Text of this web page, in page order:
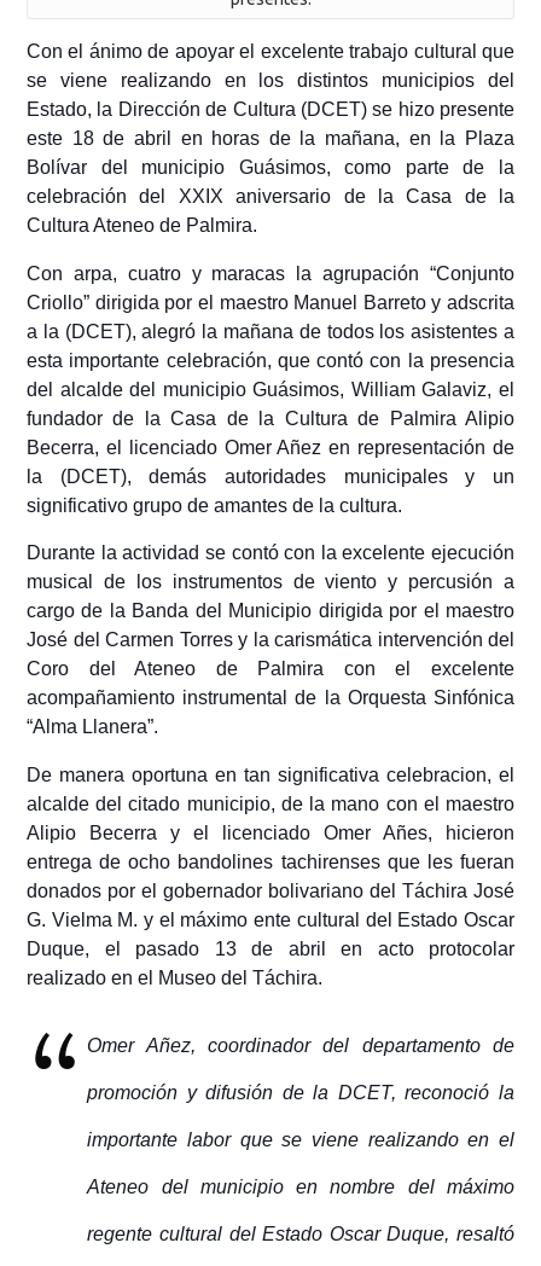
Con el ánimo de apoyar el excelente trabajo cultural que
se viene realizando en los distintos municipios del
Estado, la Dirección de Cultura (DCET) se hizo presente
este 18 de abril en horas de la mañana, en la Plaza
Bolívar del municipio Guásimos, como parte de la
celebración del XXIX aniversario de la Casa de la
Cultura Ateneo de Palmira.
Con arpa, cuatro y maracas la agrupación “Conjunto
Criollo” dirigida por el maestro Manuel Barreto y adscrita
a la (DCET), alegró la mañana de todos los asistentes a
esta importante celebración, que contó con la presencia
del alcalde del municipio Guásimos, William Galaviz, el
fundador de la Casa de la Cultura de Palmira Alipio
Becerra, el licenciado Omer Añez en representación de
la (DCET), demás autoridades municipales y un
significativo grupo de amantes de la cultura.
Durante la actividad se contó con la excelente ejecución
musical de los instrumentos de viento y percusión a
cargo de la Banda del Municipio dirigida por el maestro
José del Carmen Torres y la carismática intervención del
Coro del Ateneo de Palmira con el excelente
acompañamiento instrumental de la Orquesta Sinfónica
“Alma Llanera”.
De manera oportuna en tan significativa celebracion, el
alcalde del citado municipio, de la mano con el maestro
Alipio Becerra y el licenciado Omer Añes, hicieron
entrega de ocho bandolines tachirenses que les fueran
donados por el gobernador bolivariano del Táchira José
G. Vielma M. y el máximo ente cultural del Estado Oscar
Duque, el pasado 13 de abril en acto protocolar
realizado en el Museo del Táchira.
Omer Añez, coordinador del departamento de
promoción y difusión de la DCET, reconoció la
importante labor que se viene realizando en el
Ateneo del municipio en nombre del máximo
regente cultural del Estado Oscar Duque, resaltó